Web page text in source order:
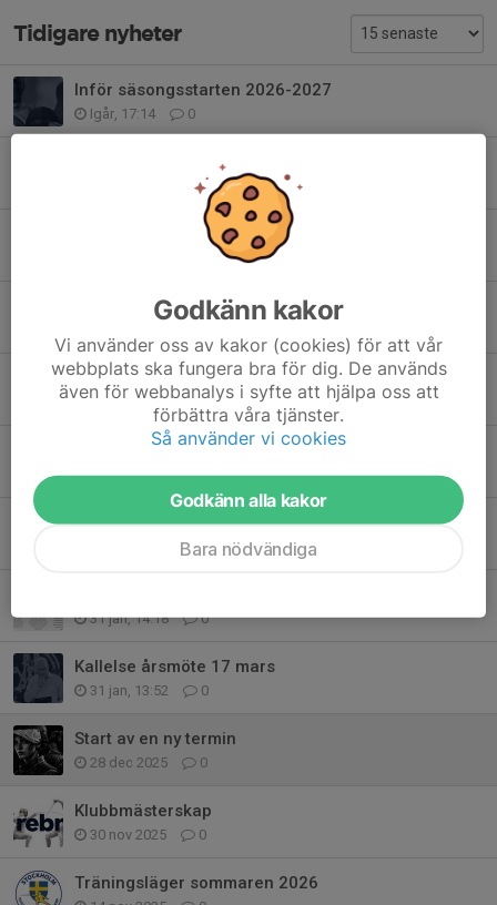
Tidigare nyheter
Inför säsongsstarten 2026-2027
Igår, 17:14 0
Liv och Filip tar nästa steg
0
Fäktning hela livet
Anmäl dig nu till sommarens fäktskola!
Säsongsavslutning 2 juni
26 maj, 18:13 0
Träffa rätt i sommar
18 apr, 17:23 0
Föräldrar - prova fäktning
0
31 jan, 14:18 0
Kallelse årsmöte 17 mars
31 jan, 13:52 0
Start av en ny termin
28 dec 2025 0
Klubbmästerskap
30 nov 2025 0
Träningsläger sommaren 2026
Godkänn kakor
Vi använder oss av kakor (cookies) för att vår
webbplats ska fungera bra för dig. De används
även för webbanalys i syfte att hjälpa oss att
förbättra våra tjänster.
Så använder vi cookies
Godkänn alla kakor
Bara nödvändiga